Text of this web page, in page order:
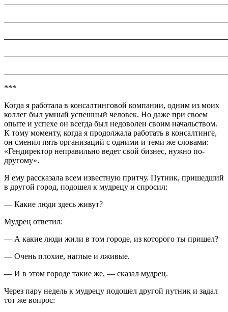
***
Когда я работала в консалтинговой компании, одним из моих
коллег был умный успешный человек. Но даже при своем
опыте и успехе он всегда был недоволен своим начальством.
К тому моменту, когда я продолжала работать в консалтинге,
он сменил пять организаций с одними и теми же словами:
«Гендиректор неправильно ведет свой бизнес, нужно по-
другому».
Я ему рассказала всем известную притчу. Путник, пришедший
в другой город, подошел к мудрецу и спросил:
— Какие люди здесь живут?
Мудрец ответил:
— А какие люди жили в том городе, из которого ты пришел?
— Очень плохие, наглые и лживые.
— И в этом городе такие же, — сказал мудрец.
Через пару недель к мудрецу подошел другой путник и задал
тот же вопрос: